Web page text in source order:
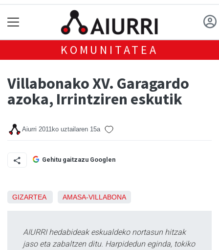
KOMUNITATEA
Villabonako XV. Garagardo
azoka, Irrintziren eskutik
Aiurri 2011ko uztailaren 15a
Gehitu gaitzazu Googlen
GIZARTEA AMASA-VILLABONA
AIURRI hedabideak eskualdeko nortasun hitzak
jaso eta zabaltzen ditu. Harpidedun eginda, tokiko